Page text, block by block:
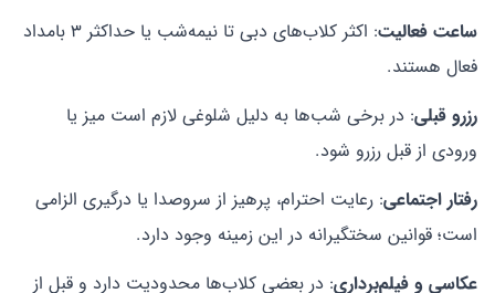
ساعت فعالیت
: اکثر کلاب‌های دبی تا نیمه‌شب یا حداکثر ۳ بامداد
فعال هستند.
رزرو قبلی: در برخی شب‌ها به دلیل شلوغی لازم است میز یا
ورودی از قبل رزرو شود.
رفتار اجتماعی: رعایت احترام، پرهیز از سروصدا یا درگیری الزامی
است؛ قوانین سختگیرانه در این زمینه وجود دارد.
عکاسی و فیلم‌برداری: در بعضی کلاب‌ها محدودیت دارد و قبل از